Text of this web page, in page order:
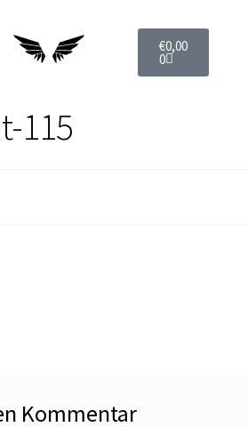
€0,00
0
115
Kommentar